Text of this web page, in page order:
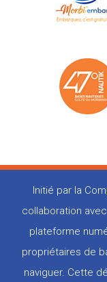
Initié par la
collaboration avec
plateforme
propriétaires de
naviguer. Cette